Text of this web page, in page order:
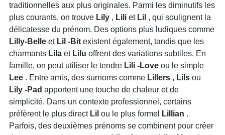
traditionnelles aux plus originales. Parmi les diminutifs les
plus courants, on trouve Lily , Lili et Lil , qui soulignent la
délicatesse du prénom. Des options plus ludiques comme
Lilly-Belle et Lil -Bit existent également, tandis que les
charmants Lila et Lilu offrent des variations subtiles. En
famille, on peut utiliser le tendre Lili -Love ou le simple
Lee . Entre amis, des surnoms comme Lillers , Lils ou
Lily -Pad apportent une touche de chaleur et de
simplicité. Dans un contexte professionnel, certains
préfèrent le plus direct Lil ou le plus formel Lillian .
Parfois, des deuxièmes prénoms se combinent pour créer